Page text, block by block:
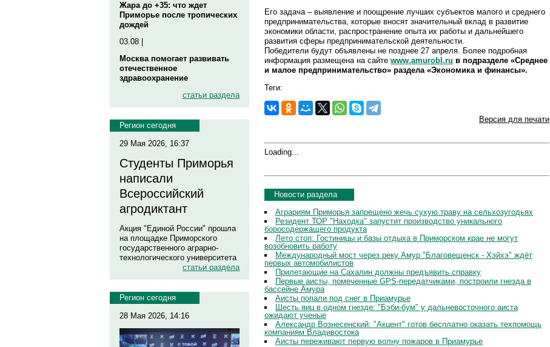
Жара до +35: что ждет
Приморье после тропических
дождей
03.08 |
Москва помогает развивать
отечественное
здравоохранение
статьи раздела
Регион сегодня
29 Мая 2026, 16:37
Студенты Приморья
написали
Всероссийский
агродиктант
Акция "Единой России" прошла
на площадке Приморского
государственного аграрно-
технологического университета
статьи раздела
Регион сегодня
28 Мая 2026, 14:16
Его задача – выявление и поощрение лучших субъектов малого и среднего
предпринимательства, которые вносят значительный вклад в развитие
экономики области, распространение опыта их работы и дальнейшего
развития сферы предпринимательской деятельности.
Победители будут объявлены не позднее 27 апреля. Более подробная
информация размещена на сайте www.amurobl.ru в подразделе «Среднее
и малое предпринимательство» раздела «Экономика и финансы».
Теги:
Версия для печати
Loading...
Новости раздела
Аграриям Приморья запрещено жечь сухую траву на сельхозугодьях
Резидент ТОР "Находка" запустит производство уникального
боросодержащего продукта
Лето стоп: Гостиницы и базы отдыха в Приморском крае не могут
возобновить работу
Международный мост через реку Амур "Благовещенск - Хэйхэ" ждёт
первых автомобилистов
Прилетающие на Сахалин должны предъявить справку
Первые аисты, помеченные GPS-передатчиками, построили гнезда в
бассейне Амура
Аисты попали под снег в Приамурье
Шесть яиц в одном гнезде: "Бэби-бум" у дальневосточного аиста
ожидают ученые
Александр Вознесенский: "Акцент" готов бесплатно оказать техпомощь
компаниям Владивостока
Аисты переживают первую волну пожаров в Приамурье